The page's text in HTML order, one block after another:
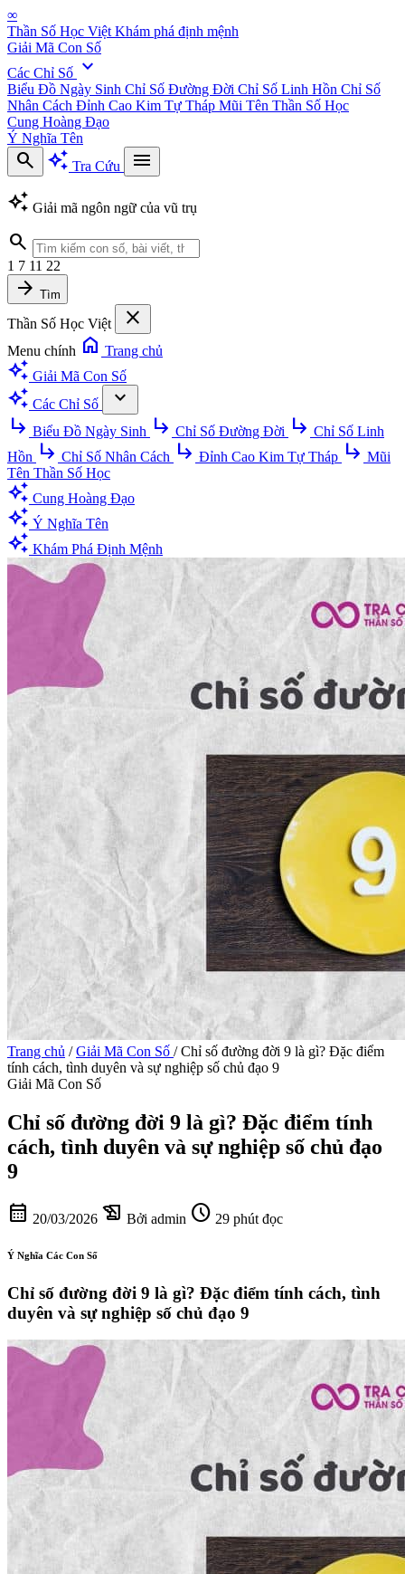
∞
Thần Số Học Việt Khám phá định mệnh
Giải Mã Con Số
Các Chỉ Số expand_more
Biểu Đồ Ngày Sinh Chỉ Số Đường Đời Chỉ Số Linh Hồn Chỉ Số
Nhân Cách Đỉnh Cao Kim Tự Tháp Mũi Tên Thần Số Học
Cung Hoàng Đạo
Ý Nghĩa Tên
search auto_awesome Tra Cứu
menu
auto_awesome Giải mã ngôn ngữ của vũ trụ
search
1 7 11 22
arrow_forward Tìm
Thần Số Học Việt close
Menu chính home Trang chủ
auto_awesome Giải Mã Con Số
auto_awesome Các Chỉ Số
expand_more
subdirectory_arrow_right Biểu Đồ Ngày Sinh subdirectory_arrow_right Chỉ Số Đường Đời subdirectory_arrow_right Chỉ Số Linh
Hồn subdirectory_arrow_right Chỉ Số Nhân Cách subdirectory_arrow_right Đỉnh Cao Kim Tự Tháp subdirectory_arrow_right Mũi
Tên Thần Số Học
auto_awesome Cung Hoàng Đạo
auto_awesome Ý Nghĩa Tên
auto_awesome Khám Phá Định Mệnh
Trang chủ / Giải Mã Con Số / Chỉ số đường đời 9 là gì? Đặc điểm
tính cách, tình duyên và sự nghiệp số chủ đạo 9
Giải Mã Con Số
Chỉ số đường đời 9 là gì? Đặc điểm tính
cách, tình duyên và sự nghiệp số chủ đạo
9
calendar_month 20/03/2026 history_edu Bởi admin schedule 29 phút đọc
Ý Nghĩa Các Con Số
Chỉ số đường đời 9 là gì? Đặc điểm tính cách, tình
duyên và sự nghiệp số chủ đạo 9